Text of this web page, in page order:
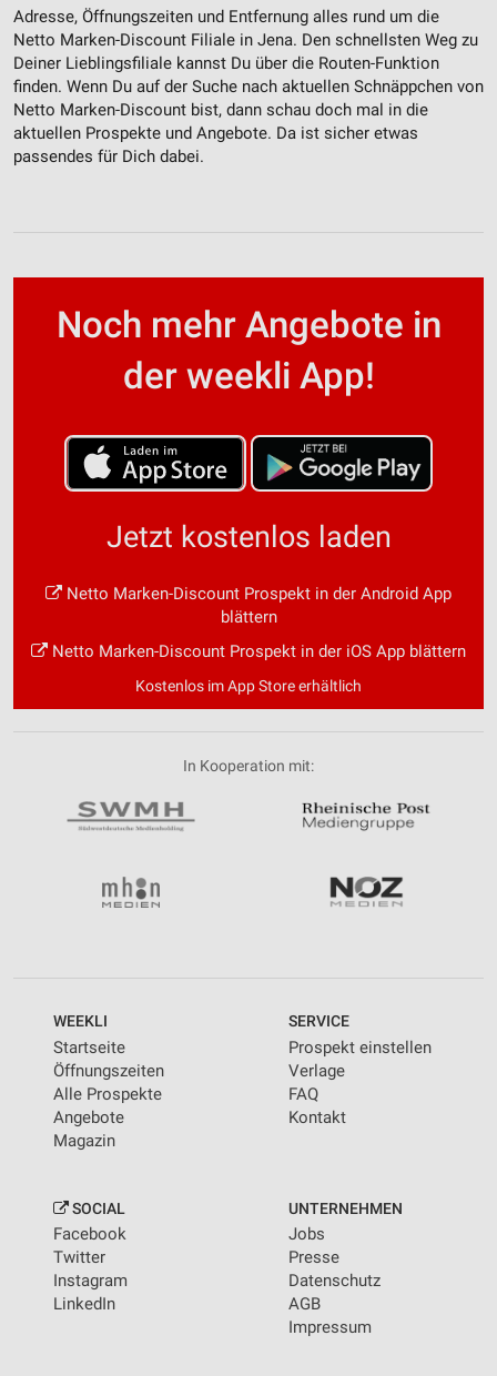
Adresse, Öffnungszeiten und Entfernung alles rund um die
Netto Marken-Discount Filiale in Jena. Den schnellsten Weg zu
Deiner Lieblingsfiliale kannst Du über die Routen-Funktion
finden. Wenn Du auf der Suche nach aktuellen Schnäppchen von
Netto Marken-Discount bist, dann schau doch mal in die
aktuellen Prospekte und Angebote. Da ist sicher etwas
passendes für Dich dabei.
Noch mehr Angebote in
der weekli App!
Jetzt kostenlos laden
Netto Marken-Discount Prospekt in der Android App
blättern
Netto Marken-Discount Prospekt in der iOS App blättern
Kostenlos im App Store erhältlich
In Kooperation mit:
WEEKLI
Startseite
Öffnungszeiten
Alle Prospekte
Angebote
Magazin
SERVICE
Prospekt einstellen
Verlage
FAQ
Kontakt
SOCIAL
Facebook
Twitter
Instagram
LinkedIn
UNTERNEHMEN
Jobs
Presse
Datenschutz
AGB
Impressum